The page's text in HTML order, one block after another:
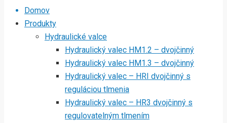
Domov
Produkty
Hydraulické valce
Hydraulický valec HM1.2 – dvojčinný
Hydraulický valec HM1.3 – dvojčinný
Hydraulický valec – HRI dvojčinný s
reguláciou tlmenia
Hydraulický valec – HR3 dvojčinný s
regulovatelným tlmením